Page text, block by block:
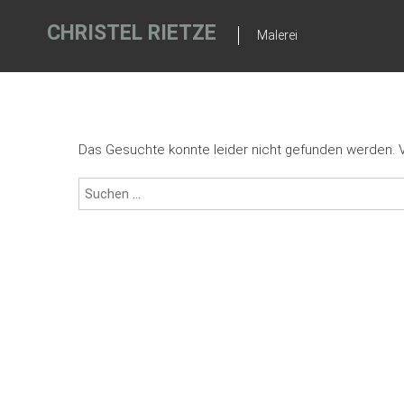
CHRISTEL RIETZE Malerei
Das Gesuchte konnte leider nicht gefunden werden.